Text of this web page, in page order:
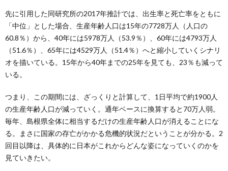
先に引用した同研究所の2017年推計では、出生率と死亡率をともに
「中位」とした場合、生産年齢人口は15年の7728万人（人口の
60.8％）から、40年には5978万人（53.9％）、60年には4793万人
（51.6％）、65年には4529万人（51.4％）へと縮小していくシナリ
オを描いている。15年から40年までの25年を見ても、23％も減って
いる。
つまり、この期間には、ざっくりと計算して、1日平均で約1900人
の生産年齢人口が減っていく。通年ベースに換算すると70万人弱。
毎年、島根県全体に相当するだけの生産年齢人口が消えることにな
る。まさに国家の存亡がかかる危機的状況だということが分かる。2
回目以降は、具体的に日本がこれからどんな姿になっていくのかを
見ていきたい。